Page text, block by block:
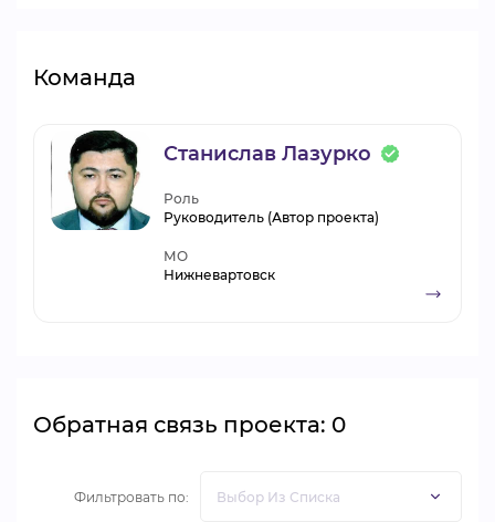
Команда
Станислав Лазурко
Роль
Руководитель (Автор проекта)
МО
Нижневартовск
Обратная связь проекта: 0
Фильтровать по: